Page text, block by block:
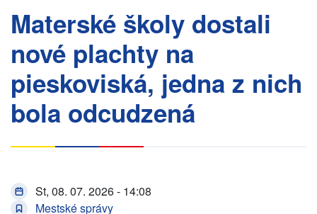
Materské školy dostali
nové plachty na
pieskoviská, jedna z nich
bola odcudzená
St, 08. 07. 2026 - 14:08
Mestské správy